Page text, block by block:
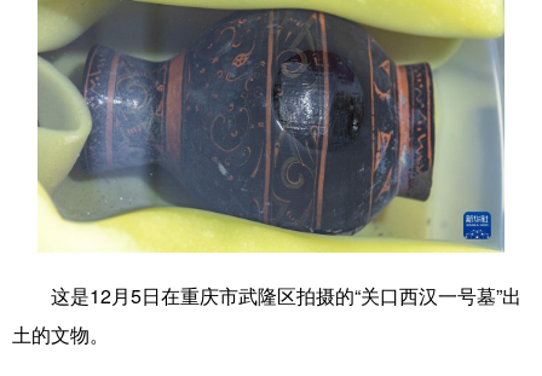
文化 健康 军事
访谈 视频 图片 政务
法律 中央文件 金融
食品 人居 信息化 数字经济
学术中国 乡村振兴 银龄 溯源中国
彩票
这是12月5日在重庆市武隆区拍摄的“关口西汉一号墓”出
土的文物。